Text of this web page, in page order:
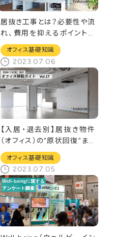
居抜き工事とは？必要性や流
れ、費用を抑えるポイントを
解説
オフィス基礎知識
2023.07.06
【入居・退去別】居抜き物件
（オフィス）の”原状回復”まと
め！費用の違いについても解
説
オフィス基礎知識
2023.07.05